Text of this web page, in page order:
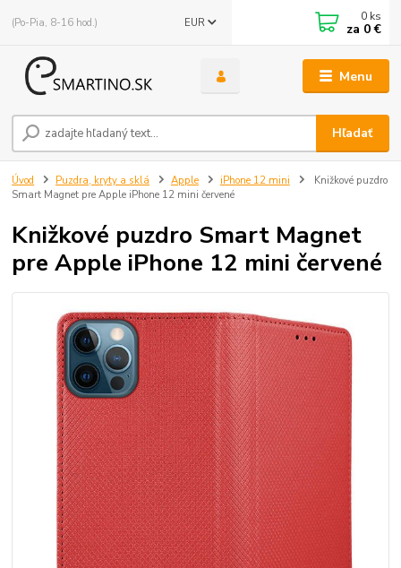
Menu
EUR
Hľadať
(Po-Pia, 8-16 hod.) 0 ks
za 0 €
Úvod Puzdra, kryty a sklá Apple iPhone 12 mini
Knižkové puzdro
Smart Magnet pre Apple iPhone 12 mini červené
Knižkové puzdro Smart Magnet
pre Apple iPhone 12 mini červené